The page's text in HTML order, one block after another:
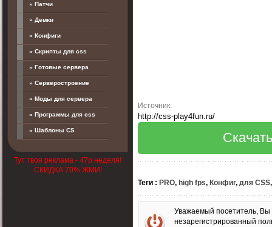
Источник:
http://css-play4fun.ru/
Теги : PRO, high fps, Конфиг, для CSS
Уважаемый посетитель, Вы
незарегистрированный
» Патчи
» Демки
» Конфиги
» Скрипты для css
» Готовые сервера
» Серверостроение
» Моды для сервера
» Программы для css
» Шаблоны CS
Тут твоя реклама - 47р неделя!
СКИДКА 70% ЖМИ!